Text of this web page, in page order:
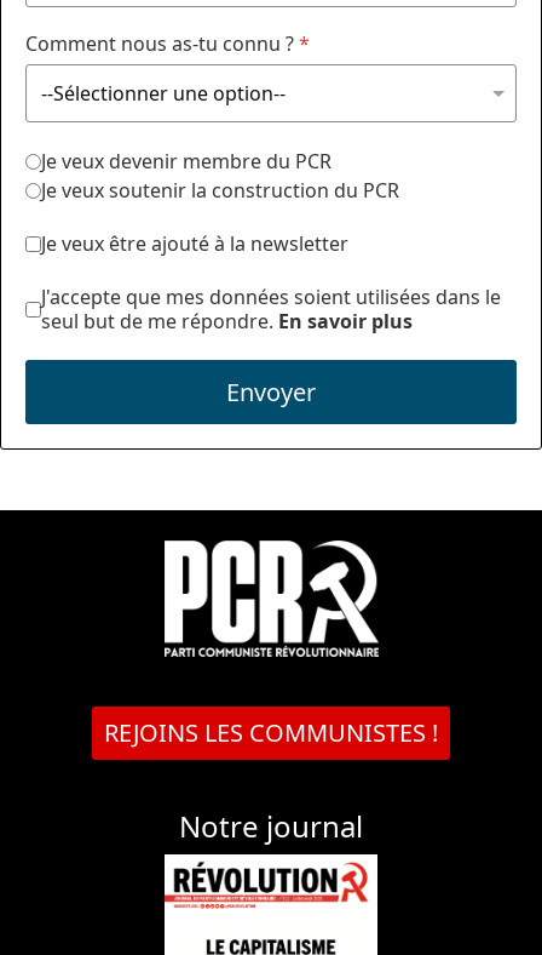
Comment nous as-tu connu ?*
Je veux devenir membre du PCR
Je veux soutenir la construction du PCR
Je veux être ajouté à la newsletter
J'accepte que mes données soient utilisées dans le
seul but de me répondre. En savoir plus
Envoyer
REJOINS LES COMMUNISTES !
Notre journal